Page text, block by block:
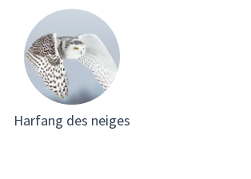
Harfang des neiges